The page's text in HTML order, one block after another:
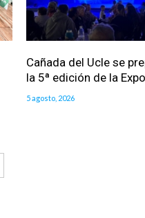
Cañada del Ucle se
la 5ª edición de la
5 agosto, 2026